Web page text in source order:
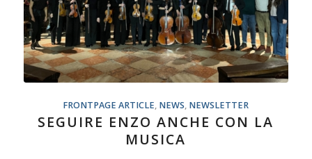
FRONTPAGE ARTICLE, NEWS, NEWSLETTER
SEGUIRE ENZO ANCHE CON LA
MUSICA